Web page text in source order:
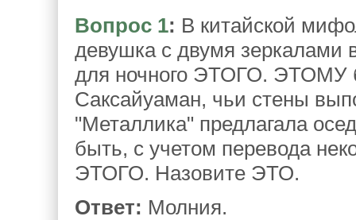
Вопрос 1: В китайской
девушка с двумя зеркалами
для ночного ЭТОГО. ЭТОМУ
Саксайуаман, чьи стены
"Металлика" предлагала
быть, с учетом перевода
ЭТОГО. Назовите ЭТО.
Ответ: Молния.